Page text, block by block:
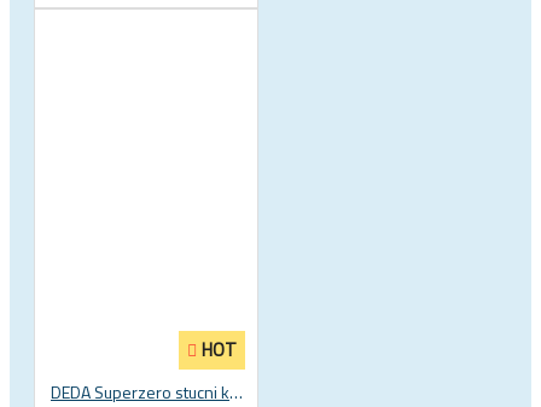
HOT
DEDA Superzero stucni kormányszár